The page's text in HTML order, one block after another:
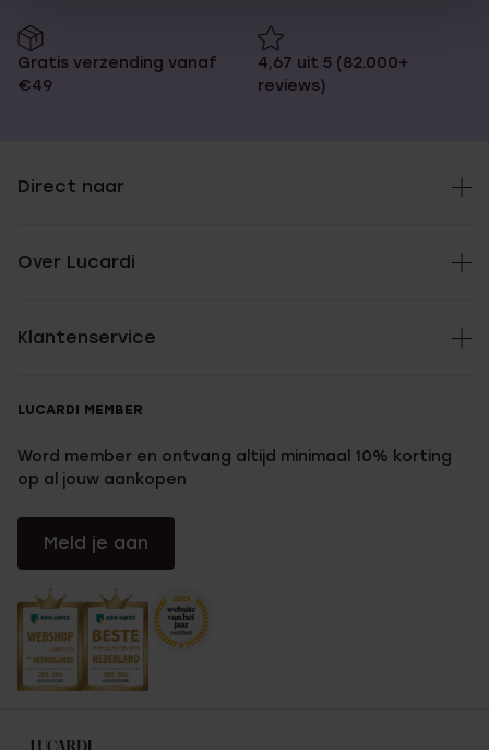
Gratis verzending vanaf
€49
4,67 uit 5 (82.000+
reviews)
Direct naar
Over Lucardi
Klantenservice
LUCARDI MEMBER
Word member en ontvang altijd minimaal 10% korting
op al jouw aankopen
Meld je aan